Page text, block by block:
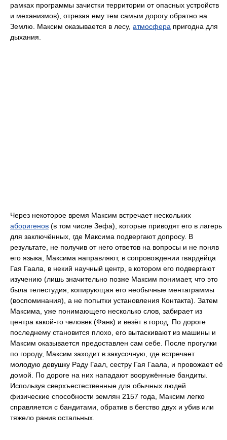
рамках программы зачистки территории от опасных устройств
и механизмов), отрезая ему тем самым дорогу обратно на
Землю. Максим оказывается в лесу, атмосфера пригодна для
дыхания.
Через некоторое время Максим встречает нескольких
аборигенов (в том числе Зефа), которые приводят его в лагерь
для заключённых, где Максима подвергают допросу. В
результате, не получив от него ответов на вопросы и не поняв
его языка, Максима направляют, в сопровождении гвардейца
Гая Гаала, в некий научный центр, в котором его подвергают
изучению (лишь значительно позже Максим понимает, что это
была телестудия, копирующая его необычные ментаграммы
(воспоминания), а не попытки установления Контакта). Затем
Максима, уже понимающего несколько слов, забирает из
центра какой-то человек (Фанк) и везёт в город. По дороге
последнему становится плохо, его вытаскивают из машины и
Максим оказывается предоставлен сам себе. После прогулки
по городу, Максим заходит в закусочную, где встречает
молодую девушку Раду Гаал, сестру Гая Гаала, и провожает её
домой. По дороге на них нападают вооружённые бандиты.
Используя сверхъестественные для обычных людей
физические способности землян 2157 года, Максим легко
справляется с бандитами, обратив в бегство двух и убив или
тяжело ранив остальных.